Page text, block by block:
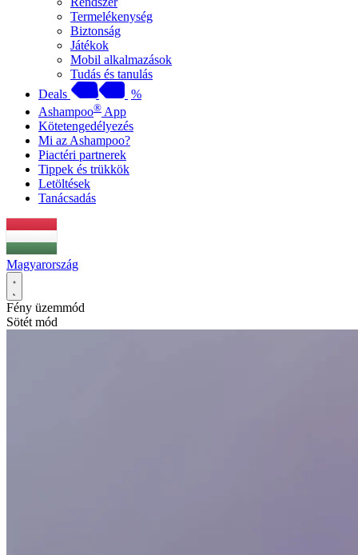
Termelékenység
Biztonság
Játékok
Mobil alkalmazások
Tudás és tanulás
Deals
%
Ashampoo® App
Kötetengedélyezés
Mi az Ashampoo?
Piactéri partnerek
Tippek és trükkök
Letöltések
Tanácsadás
Magyarország
Fény üzemmód
Sötét mód